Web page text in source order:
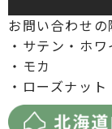
お問い合わせの
・サテン・ホワ
・モカ
・ローズナット